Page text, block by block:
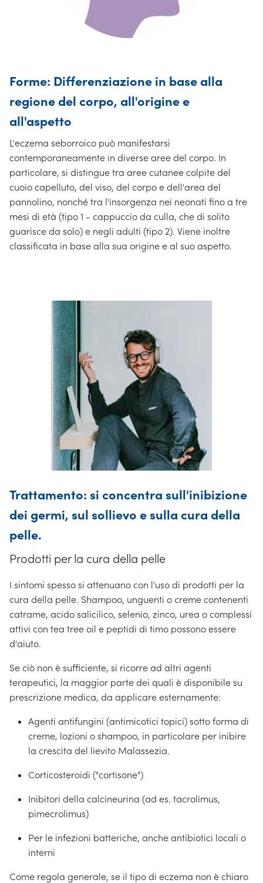
Forme: Differenziazione in base alla
regione del corpo, all'origine e
all'aspetto
L'eczema seborroico può manifestarsi
contemporaneamente in diverse aree del corpo. In
particolare, si distingue tra aree cutanee colpite del
cuoio capelluto, del viso, del corpo e dell'area del
pannolino, nonché tra l'insorgenza nei neonati fino a tre
mesi di età (tipo 1 - cappuccio da culla, che di solito
guarisce da solo) e negli adulti (tipo 2). Viene inoltre
classificata in base alla sua origine e al suo aspetto.
Trattamento: si concentra sull'inibizione
dei germi, sul sollievo e sulla cura della
pelle.
Prodotti per la cura della pelle
I sintomi spesso si attenuano con l'uso di prodotti per la
cura della pelle. Shampoo, unguenti o creme contenenti
catrame, acido salicilico, selenio, zinco, urea o complessi
attivi con tea tree oil e peptidi di timo possono essere
d'aiuto.
Se ciò non è sufficiente, si ricorre ad altri agenti
terapeutici, la maggior parte dei quali è disponibile su
prescrizione medica, da applicare esternamente:
Agenti antifungini (antimicotici topici) sotto forma di
creme, lozioni o shampoo, in particolare per inibire
la crescita del lievito Malassezia.
Corticosteroidi ("cortisone")
Inibitori della calcineurina (ad es. tacrolimus,
pimecrolimus)
Per le infezioni batteriche, anche antibiotici locali o
interni
Come regola generale, se il tipo di eczema non è chiaro